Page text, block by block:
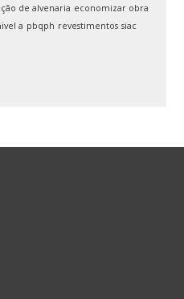
de alvenaria economizar obra
a pbqph revestimentos siac